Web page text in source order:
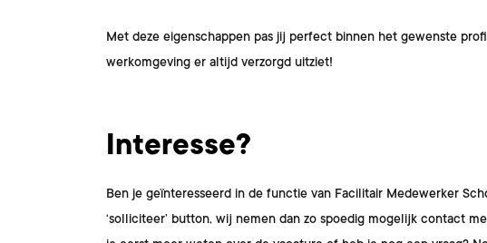
Met deze eigenschappen pas jij perfect binnen het gewenste
werkomgeving er altijd verzorgd uitziet!
Interesse?
Ben je geïnteresseerd in de functie van Facilitair Medewerker
‘solliciteer’ button, wij nemen dan zo spoedig mogelijk contact